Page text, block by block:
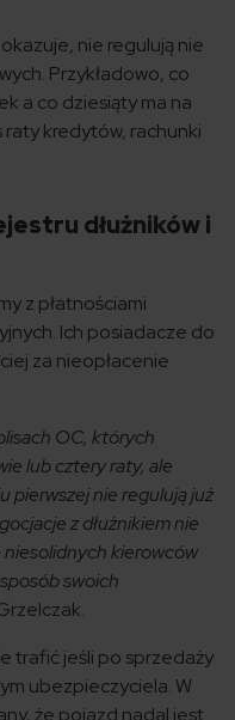
nie regulują nie
Przykładowo, co
a co dziesiąty ma na
raty kredytów, rachunki
dłużników i
z płatnościami
Ich posiadacze do
za nieopłacenie
OC, których
lub cztery raty, ale
pierwszej nie regulują już
z dłużnikiem nie
kierowców
swoich
trafić jeśli po sprzedaży
ubezpieczyciela. W
że pojazd nadal jest